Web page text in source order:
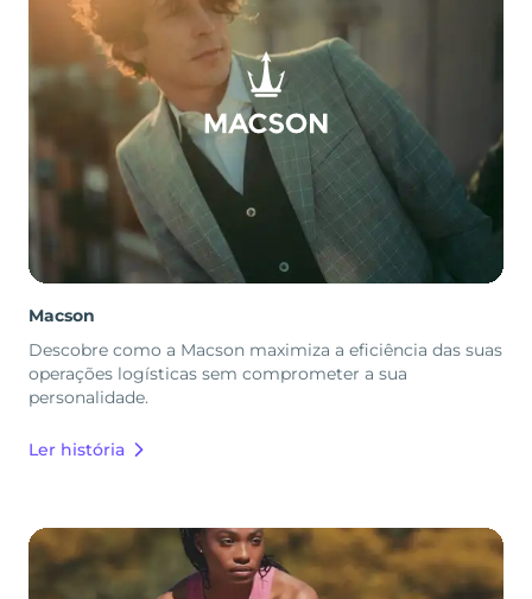
Macson
Descobre como a Macson maximiza a eficiência das suas
operações logísticas sem comprometer a sua
personalidade.
Ler história